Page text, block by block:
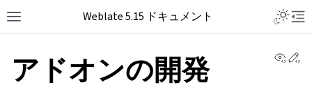
Weblate 5.15 ドキュメント
アドオンの開発